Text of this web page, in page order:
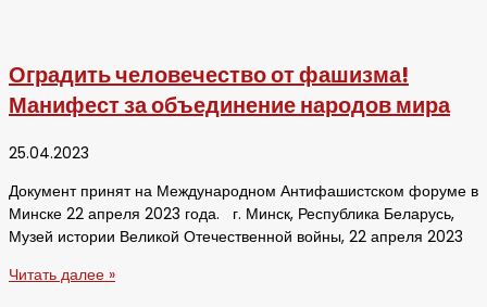
Оградить человечество от фашизма!
Манифест за объединение народов мира
25.04.2023
Документ принят на Международном Антифашистском форуме в
Минске 22 апреля 2023 года. г. Минск, Республика Беларусь,
Музей истории Великой Отечественной войны, 22 апреля 2023
Читать далее »